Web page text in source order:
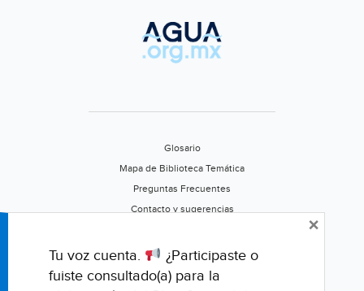
Glosario
Mapa de Biblioteca Temática
Preguntas Frecuentes
Contacto y sugerencias
Califica este portal
Tu voz cuenta.
¿Participaste o
fuiste consultado(a) para la
×